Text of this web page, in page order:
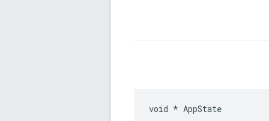
void * AppState